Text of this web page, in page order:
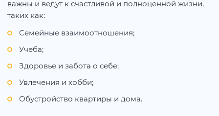
важны и ведут к счастливой и полноценной жизни,
таких как:
Семейные взаимоотношения;
Учеба;
Здоровье и забота о себе;
Увлечения и хобби;
Обустройство квартиры и дома.